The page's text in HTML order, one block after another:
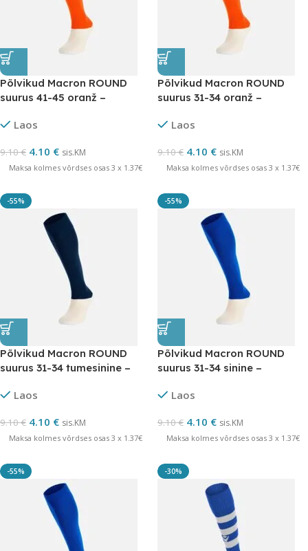
Põlvikud Macron ROUND
suurus 41-45 oranž –
Laos
9.10€ 4.10 € sis.KM
Maksa kolmes võrdses osas 3 x 1.37€
Põlvikud Macron ROUND
suurus 31-34 oranž –
Laos
9.10€ 4.10 € sis.KM
Maksa kolmes võrdses osas 3 x 1.37€
-55%
Põlvikud Macron ROUND
suurus 31-34 tumesinine –
Laos
9.10€ 4.10 € sis.KM
Maksa kolmes võrdses osas 3 x 1.37€
-55%
Põlvikud Macron ROUND
suurus 31-34 sinine –
Laos
9.10€ 4.10 € sis.KM
Maksa kolmes võrdses osas 3 x 1.37€
-55% -30%